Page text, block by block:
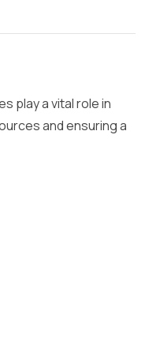
play a vital role in
and ensuring a